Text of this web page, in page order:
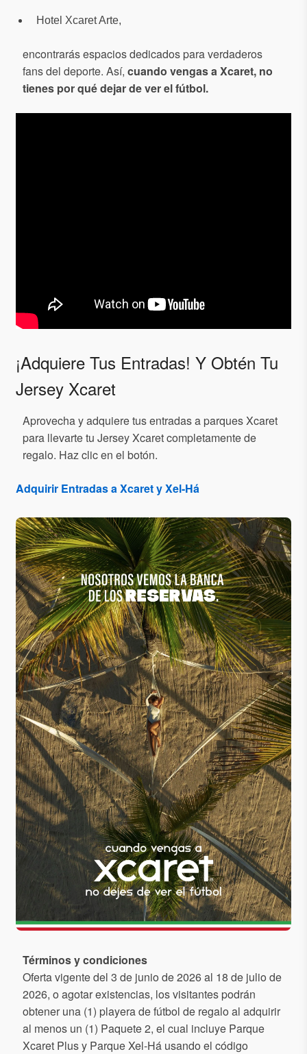
Hotel Xcaret Arte,
encontrarás espacios dedicados para verdaderos
fans del deporte. Así, cuando vengas a Xcaret, no
tienes por qué dejar de ver el fútbol.
¡Adquiere Tus Entradas! Y Obtén Tu
Jersey Xcaret
Aprovecha y adquiere tus entradas a parques Xcaret
para llevarte tu Jersey Xcaret completamente de
regalo. Haz clic en el botón.
Adquirir Entradas a Xcaret y Xel-Há
Términos y condiciones
Oferta vigente del 3 de junio de 2026 al 18 de julio de
2026, o agotar existencias, los visitantes podrán
obtener una (1) playera de fútbol de regalo al adquirir
al menos un (1) Paquete 2, el cual incluye Parque
Xcaret Plus y Parque Xel-Há usando el código